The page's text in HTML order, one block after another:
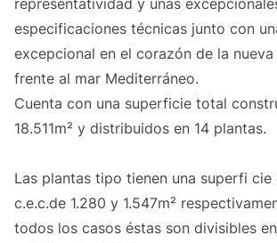
representatividad y unas
especificaciones técnicas junto con
excepcional en el corazón de la
frente al mar Mediterráneo.
Cuenta con una superficie total
18.511m² y distribuidos en 14 plantas.
Las plantas tipo tienen una superfi cie
c.e.c.de 1.280 y 1.547m²
todos los casos éstas son divisibles